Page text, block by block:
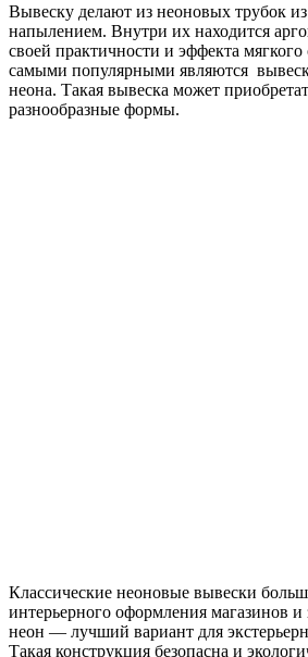
Вывеску делают из неоновых трубок из
напылением. Внутри их находится
своей практичности и эффекта мягкого
самыми популярными являются
неона. Такая вывеска может
разнообразные формы.
Классические неоновые вывески
интерьерного оформления магазинов
неон — лучший вариант для
Такая конструкция безопасна и